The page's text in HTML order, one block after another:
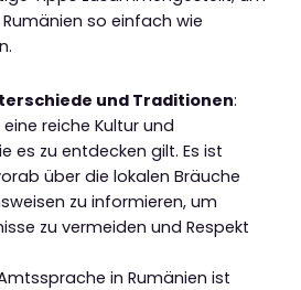
so einfach wie
und Traditionen:
reiche Kultur und
es zu entdecken gilt. Es ist
über die lokalen Bräuche
zu informieren, um
zu vermeiden und Respekt
in Rumänien ist